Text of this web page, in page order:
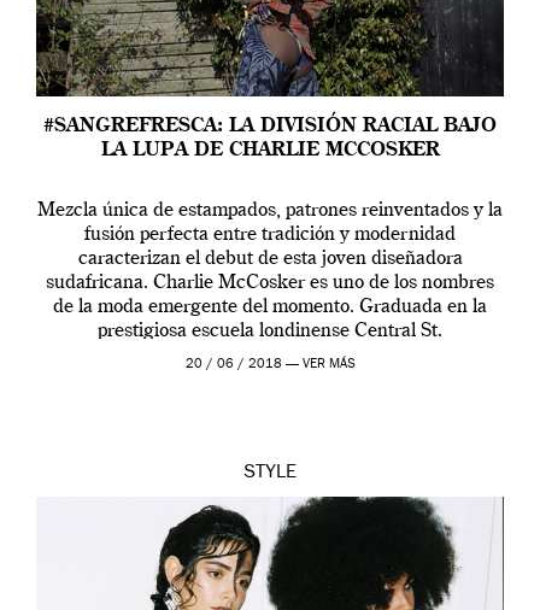
#SANGREFRESCA: LA DIVISIÓN RACIAL BAJO
LA LUPA DE CHARLIE MCCOSKER
Mezcla única de estampados, patrones reinventados y la
fusión perfecta entre tradición y modernidad
caracterizan el debut de esta joven diseñadora
sudafricana. Charlie McCosker es uno de los nombres
de la moda emergente del momento. Graduada en la
prestigiosa escuela londinense Central St.
Martins presenta su colección en solitario «Birds don’t
20 / 06 / 2018 — VER MÁS
STYLE